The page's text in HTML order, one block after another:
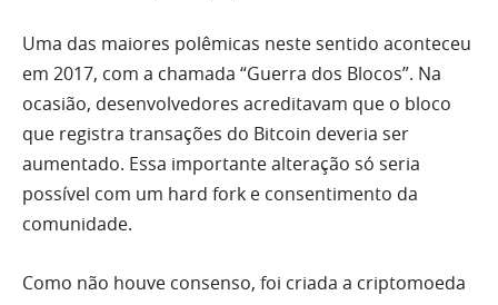
Uma das maiores polêmicas neste sentido aconteceu
em 2017, com a chamada “Guerra dos Blocos”. Na
ocasião, desenvolvedores acreditavam que o bloco
que registra transações do Bitcoin deveria ser
aumentado. Essa importante alteração só seria
possível com um hard fork e consentimento da
comunidade.
Como não houve consenso, foi criada a criptomoeda